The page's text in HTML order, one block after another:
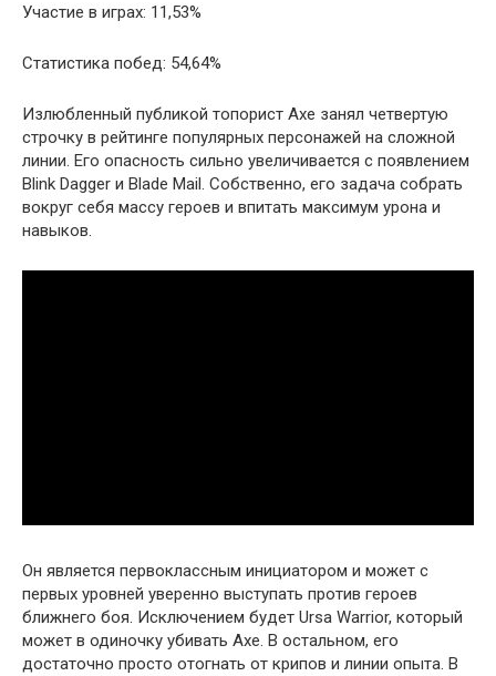
Участие в играх: 11,53%
Статистика побед: 54,64%
Излюбленный публикой топорист Axe занял четвертую
строчку в рейтинге популярных персонажей на сложной
линии. Его опасность сильно увеличивается с появлением
Blink Dagger и Blade Mail. Собственно, его задача собрать
вокруг себя массу героев и впитать максимум урона и
навыков.
Он является первоклассным инициатором и может с
первых уровней уверенно выступать против героев
ближнего боя. Исключением будет Ursa Warrior, который
может в одиночку убивать Axe. В остальном, его
достаточно просто отогнать от крипов и линии опыта. В